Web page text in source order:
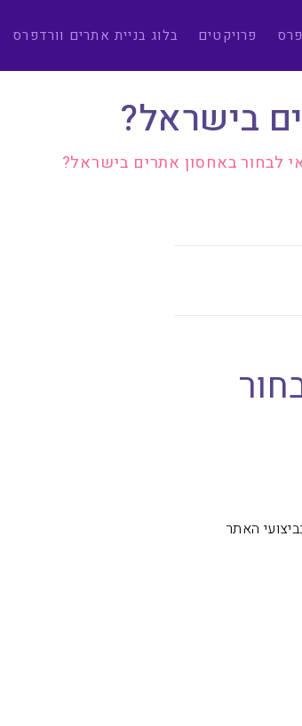
פרויקטים בלוג בניית אתרים וורדפרס
בישראל?
לבחור באחסון אתרים בישראל?
האתר